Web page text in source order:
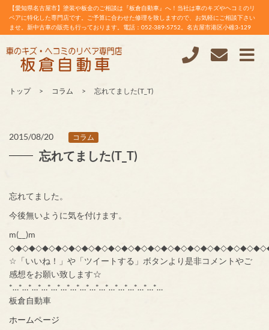
【愛知県名古屋市】塗装や板金のご相談は『板倉自動車』へ！当社は車のキズやヘコミのリ
ペアに特化した専門店です。ご予算に合わせた修理を致しますので、お気軽にご相談下さい
ませ。新中古車の販売も行っております。電話：052-389-5752。名古屋市港区小碓3-129
トップ コラム 忘れてました(T_T)
2015/08/20 コラム
忘れてました(T_T)
忘れてました。
今後無いように気を付けます。
m(__)m
☆「いいね！」や「ツイートする」ボタンより是非コメントやご
感想をお願い致します☆
*…*…*…*…*…*…*…*…*…*…*…*…*…*…*…*…
板倉自動車
ホームページ